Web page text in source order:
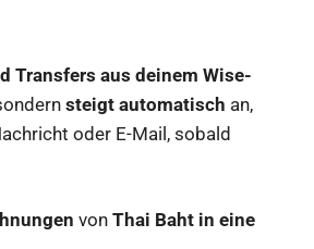
Transfers aus deinem Wise-
steigt automatisch an,
oder E-Mail, sobald
vonThai Baht in eine